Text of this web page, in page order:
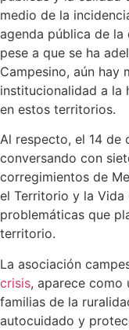
medio de la
agenda pública de la
pese a que se ha
Campesino, aún hay
institucionalidad a la
en estos territorios.
Al respecto, el 14 de
conversando con
corregimientos de
el Territorio y la Vida
problemáticas que
territorio.
La asociación
crisis, aparece como
familias de la
autocuidado y